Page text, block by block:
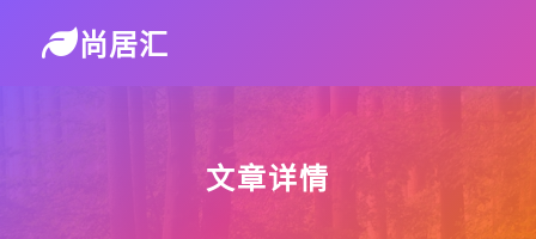
尚居汇
文章详情